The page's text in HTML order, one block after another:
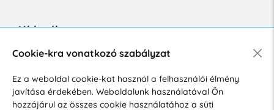
Hírlevél
Hozzájárulok a személyes adatok marketing célú kezeléséhez.
Személyes adatok védelmére vonatkozó szabályzat.
Cookie-kra vonatkozó szabályzat
Ez a weboldal cookie-kat használ a felhasználói élmény
javítása érdekében. Weboldalunk használatával Ön
hozzájárul az összes cookie használatához a süti